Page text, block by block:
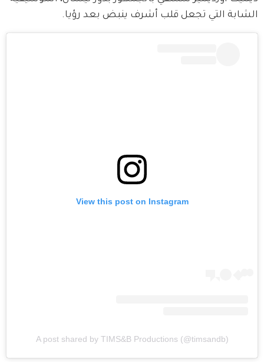
الشابة التي تجعل قلب أشرف ينبض بعد رؤيا.
View this post on Instagram
A post shared by TIMS&B Productions (@timsandb)